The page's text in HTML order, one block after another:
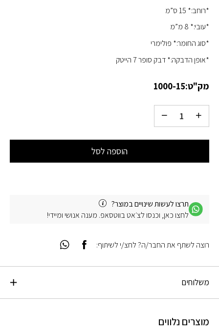
*רוחב:* 15 ס”מ
*עובי:* 8 מ”מ
*סוג החומר:* פולימרי
*אופן הדבקה:* דבק סופר 7 הייטק
מק"ט:1000-15
הוספה לסל
תרצו לעשות שינויים במוצר?
לחצו כאן, וכנסו לצ׳אט בווטסאפ. מענה אנושי ומיידי!
משלוחים
מוצרים נלווים
רוצה לשתף את החבר/ה? לחצ/י לשיתוף: